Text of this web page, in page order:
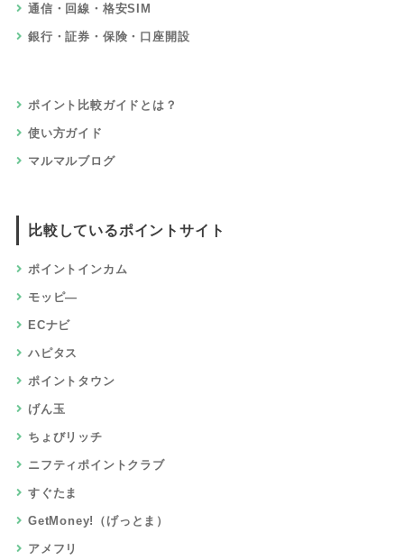
通信・回線・格安SIM
銀行・証券・保険・口座開設
ポイント比較ガイドとは？
使い方ガイド
マルマルブログ
比較しているポイントサイト
ポイントインカム
モッピ―
ECナビ
ハピタス
ポイントタウン
げん玉
ちょびリッチ
ニフティポイントクラブ
すぐたま
GetMoney!（げっとま）
アメフリ